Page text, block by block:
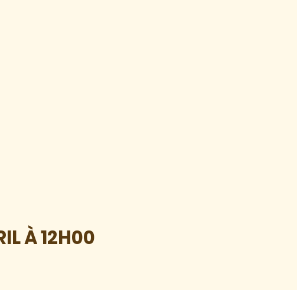
À 12H00